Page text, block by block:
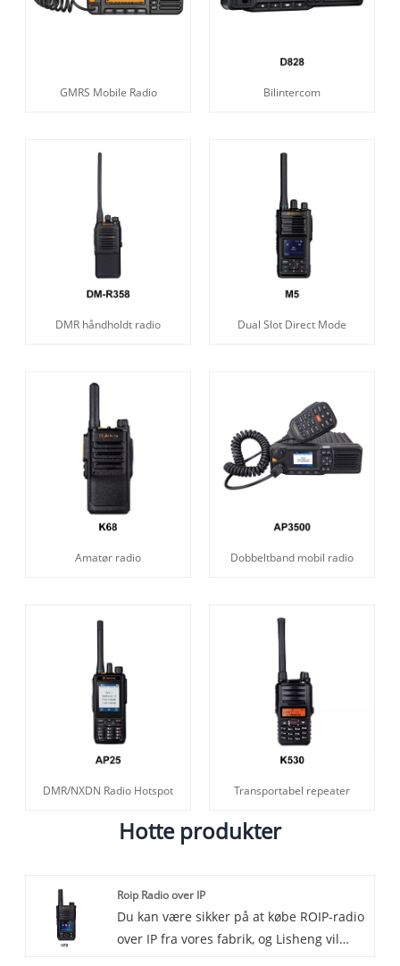
GMRS Mobile Radio Bilintercom
DMR håndholdt radio Dual Slot Direct Mode
Amatør radio Dobbeltband mobil radio
DMR/NXDN Radio Hotspot Transportabel repeater
Hotte produkter
Roip Radio over IP
Du kan være sikker på at købe ROIP-radio
over IP fra vores fabrik, og Lisheng vil